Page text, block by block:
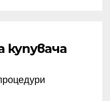
купувача